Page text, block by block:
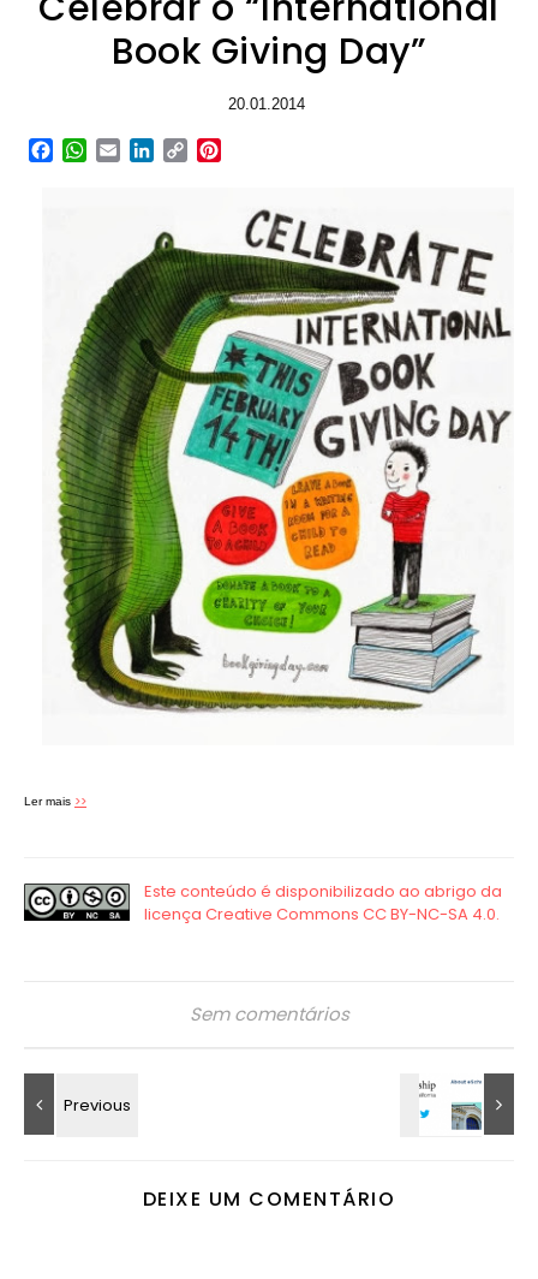
Book Giving Day”
20.01.2014
Facebook
WhatsApp
EmailLinkedIn
Copy
Ler mais >>
Sem comentários
DEIXE UM COMENTÁRIO